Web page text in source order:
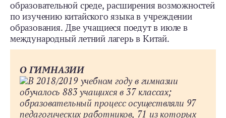
образовательной среде, расширения возможностей
по изучению китайского языка в учреждении
образования. Две учащиеся поедут в июле в
международный летний лагерь в Китай.
О ГИМНАЗИИ
В 2018/2019 учебном году в гимназии
обучалось 883 учащихся в 37 классах;
образовательный процесс осуществляли 97
педагогических работников, 71 из которых